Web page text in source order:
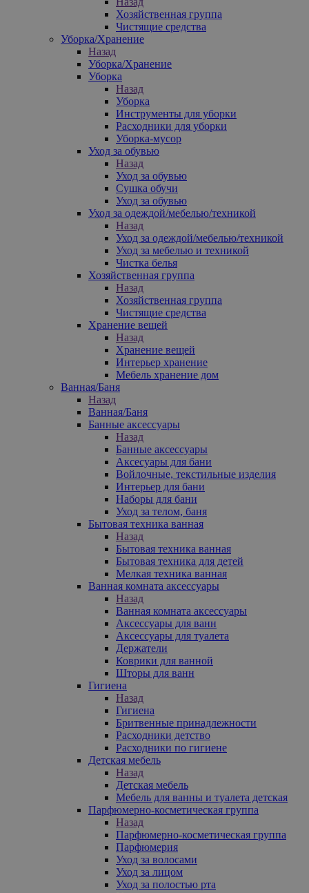
Хозяйственная группа
Чистящие средства
Уборка/Хранение
Назад
Уборка/Хранение
Уборка
Назад
Уборка
Инструменты для уборки
Расходники для уборки
Уборка-мусор
Уход за обувью
Назад
Уход за обувью
Сушка обучи
Уход за обувью
Уход за одеждой/мебелью/техникой
Назад
Уход за одеждой/мебелью/техникой
Уход за мебелью и техникой
Чистка белья
Хозяйственная группа
Назад
Хозяйственная группа
Чистящие средства
Хранение вещей
Назад
Хранение вещей
Интерьер хранение
Мебель хранение дом
Ванная/Баня
Назад
Ванная/Баня
Банные аксессуары
Назад
Банные аксессуары
Аксесуары для бани
Войлочные, текстильные изделия
Интерьер для бани
Наборы для бани
Уход за телом, баня
Бытовая техника ванная
Назад
Бытовая техника ванная
Бытовая техника для детей
Мелкая техника ванная
Ванная комната аксессуары
Назад
Ванная комната аксессуары
Аксессуары для ванн
Аксессуары для туалета
Держатели
Коврики для ванной
Шторы для ванн
Гигиена
Назад
Гигиена
Бритвенные принадлежности
Расходники детство
Расходники по гигиене
Детская мебель
Назад
Детская мебель
Мебель для ванны и туалета детская
Парфюмерно-косметическая группа
Назад
Парфюмерно-косметическая группа
Парфюмерия
Уход за волосами
Уход за лицом
Уход за полостью рта